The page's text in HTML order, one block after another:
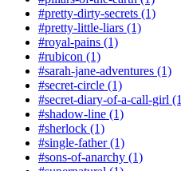
#pretty-dirty-secrets (1)
#pretty-little-liars (1)
#royal-pains (1)
#rubicon (1)
#sarah-jane-adventures (1)
#secret-circle (1)
#secret-diary-of-a-call-girl
#shadow-line (1)
#sherlock (1)
#single-father (1)
#sons-of-anarchy (1)